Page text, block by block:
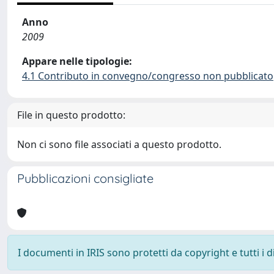
Anno
2009
Appare nelle tipologie:
4.1 Contributo in convegno/congresso non pubblicato
File in questo prodotto:
Non ci sono file associati a questo prodotto.
Pubblicazioni consigliate
I documenti in IRIS sono protetti da copyright e tutti i